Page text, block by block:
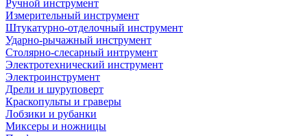
Ручной инструмент
Измерительный инструмент
Штукатурно-отделочный инструмент
Ударно-рычажный инструмент
Столярно-слесарный интрумент
Электротехнический инструмент
Электроинструмент
Дрели и шуруповерт
Краскопульты и граверы
Лобзики и рубанки
Миксеры и ножницы